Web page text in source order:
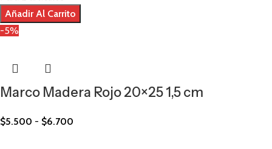
Añadir Al Carrito
-5%
Marco Madera Rojo 20×25 1,5 cm
$5.500 - $6.700